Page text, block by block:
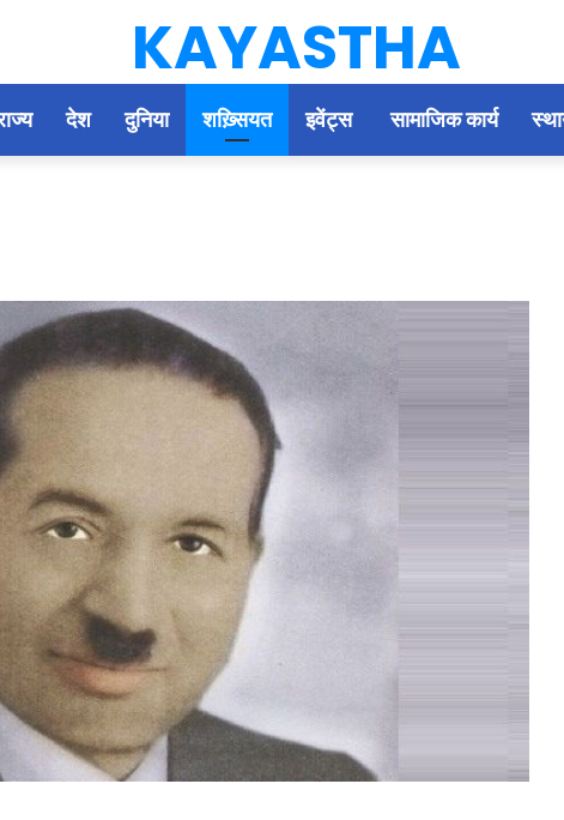
KAYASTHA
देश दुनिया शख़्सियत इवेंट्स सामाजिक कार्य